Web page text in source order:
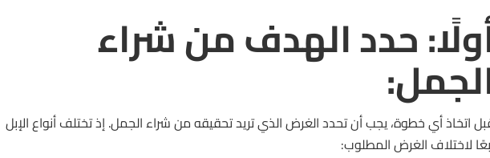
حدد الهدف من شراء
اتخاذ أي خطوة، يجب أن تحدد الغرض الذي تريد تحقيقه من شراء الجمل. إذ تختلف أنواع الإبل
لاختلاف الغرض المطلوب: